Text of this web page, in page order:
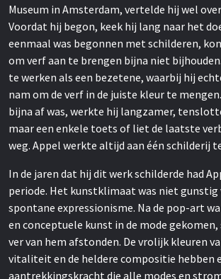
Museum in Amsterdam, vertelde hij wel
Voordat hij begon, keek hij lang naar het
eenmaal was begonnen met schilderen,
om verf aan te brengen bijna niet
te werken als een bezetene, waarbij hij
nam om de verf in de juiste kleur te
bijna af was, werkte hij langzamer,
maar een enkele toets of liet de laatste
weg. Appel werkte altijd aan één schilderij
In de jaren dat hij dit werk schilderde had
periode. Het kunstklimaat was niet gunstig
spontane expressionisme. Na de pop-art
en conceptuele kunst in de mode
ver van hem afstonden. De vrolijk kleuren
vitaliteit en de heldere compositie hebben
aantrekkingskracht die alle modes en